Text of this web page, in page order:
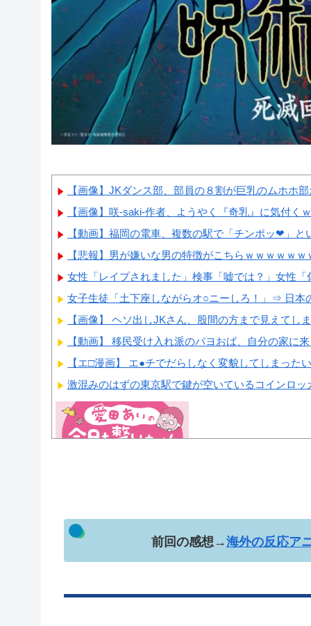
【画像】JKダンス部、部員の８割が巨乳のムホホ
【画像】咲-saki-作者、ようやく『奇乳』に気付く
【動画】福岡の電車、複数の駅で「チンポッ❤」
【悲報】男が嫌いな男の特徴がこちらｗｗｗｗｗｗ
女性「レイプされました」検事「嘘では？」女性
女子生徒「土下座しながらオ○ニーしろ！」⇒ 日本
【画像】 ヘソ出しJKさん、股間の方まで見えてし
【動画】 移民受け入れ派のパヨおば、自分の家に
【エ□漫画】 エ●チでだらしなく変貌してしまった
激混みのはずの東京駅で鍵が空いているコインロ
前回の感想→海外の反応ア